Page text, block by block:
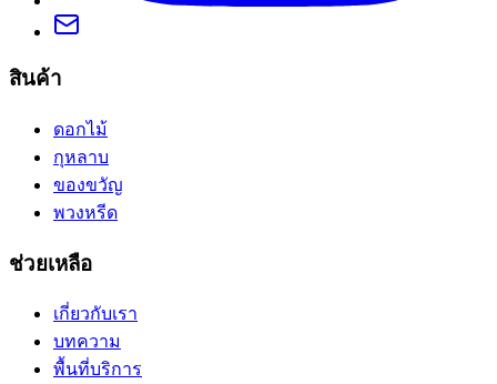
สินค้า
ดอกไม้
กุหลาบ
ของขวัญ
พวงหรีด
ช่วยเหลือ
เกี่ยวกับเรา
บทความ
พื้นที่บริการ